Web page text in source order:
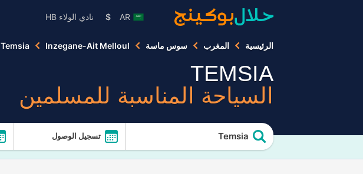
AR
$ نادي الولاء HB
الرئيسية المغرب سوس ماسة Inzegane-Ait Melloul
Temsia
TEMSIA
السياحة المناسبة للمسلمين
Temsia تسجيل الوصول